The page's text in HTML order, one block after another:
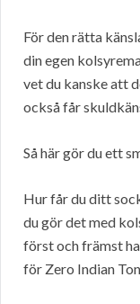
För den rätta
din egen
vet du kanske att
också får
Så här gör du ett
Hur får du ditt
du gör det med
först och främst
för Zero Indian